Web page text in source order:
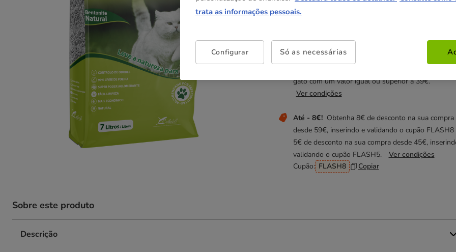
(1.40€ / l)
Não perca estas promoções!
gato com um valor igual ou superior a 39€.
Ver condições
Até - 8€! Obtenha 8€ de desconto na sua compra
desde 59€, inserindo e validando o cupão FLASH8
5€ de desconto na sua compra desde 45€,
validando o cupão FLASH5.
Ver condições
Cupão: FLASH8 Copiar
Sobre este produto
Descrição
trata as informações pessoais.
Configurar Só as necessárias